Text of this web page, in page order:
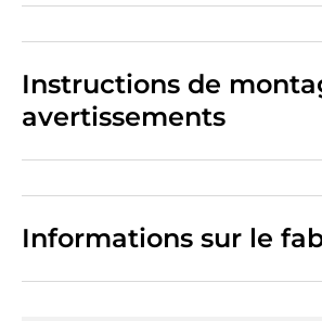
Instructions de
avertissements
Informations sur le